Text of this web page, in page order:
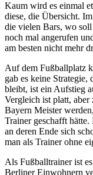
Kaum wird es einmal
diese, die Übersicht.
die vielen Bars, wo
noch mal angerufen
am besten nicht mehr
Auf dem Fußballplatz
gab es keine Strategie,
bleibt, ist ein Aufstieg
Vergleich ist platt,
Bayern Meister
Trainer geschafft
an deren Ende sich
man als Trainer ohne
Als Fußballtrainer ist
Berliner Einwohnern